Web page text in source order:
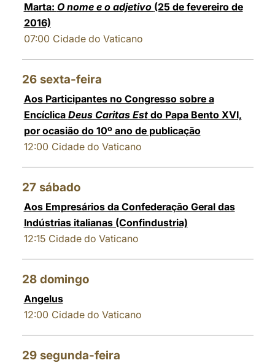
Marta: O nome e o adjetivo (25 de fevereiro de
2016)
07:00 Cidade do Vaticano
26 sexta-feira
Aos Participantes no Congresso sobre a
Encíclica Deus Caritas Estdo Papa Bento XVI,
por ocasião do 10º ano de publicação
12:00 Cidade do Vaticano
27 sábado
Aos Empresários da Confederação Geral das
Indústrias italianas (Confindustria)
12:15 Cidade do Vaticano
28 domingo
Angelus
12:00 Cidade do Vaticano
29 segunda-feira